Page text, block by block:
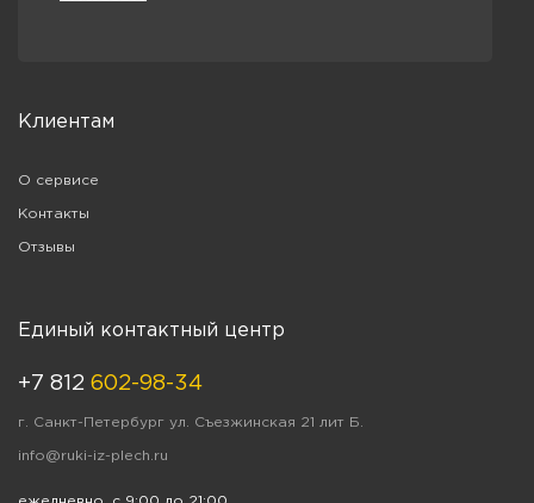
Клиентам
О сервисе
Контакты
Отзывы
Единый контактный центр
+7 812 602-98-34
г. Санкт-Петербург ул. Съезжинская 21 лит Б.
info@ruki-iz-plech.ru